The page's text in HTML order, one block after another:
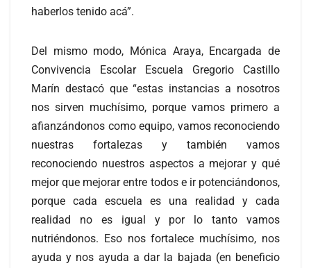
haberlos tenido acá”.
Del mismo modo, Mónica Araya, Encargada de
Convivencia Escolar Escuela Gregorio Castillo
Marín destacó que “estas instancias a nosotros
nos sirven muchísimo, porque vamos primero a
afianzándonos como equipo, vamos reconociendo
nuestras fortalezas y también vamos
reconociendo nuestros aspectos a mejorar y qué
mejor que mejorar entre todos e ir potenciándonos,
porque cada escuela es una realidad y cada
realidad no es igual y por lo tanto vamos
nutriéndonos. Eso nos fortalece muchísimo, nos
ayuda y nos ayuda a dar la bajada (en beneficio